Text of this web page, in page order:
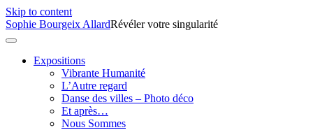
Skip to content
Sophie Bourgeix AllardRévéler votre singularité
Expositions
Vibrante Humanité
L’Autre regard
Danse des villes – Photo déco
Et après…
Nous Sommes